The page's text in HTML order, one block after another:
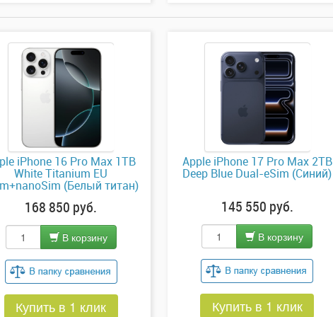
iPhone 16 Pro Max 1TB
White Titanium EU
(Белый титан)
168 850 руб.
В корзину
Купить в 1 клик
Apple iPhone 17 Pro Max 2TB
Deep Blue Dual-eSim (Синий)
145 550 руб.
В корзину
Купить в 1 клик